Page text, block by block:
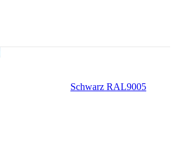
Schwarz RAL9005